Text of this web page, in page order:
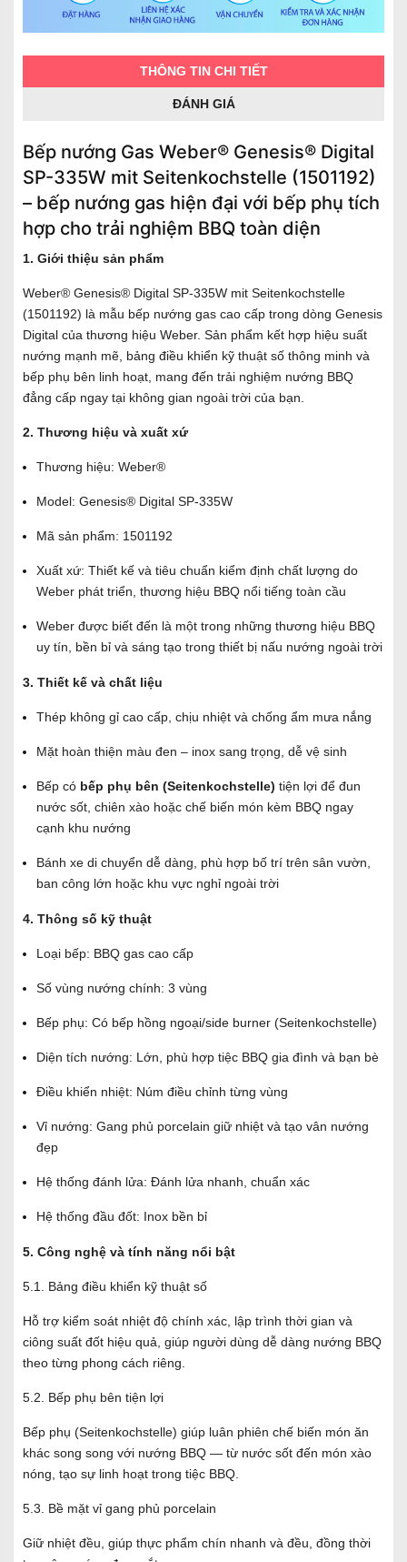
THÔNG TIN CHI TIẾT
ĐÁNH GIÁ
Bếp nướng Gas Weber® Genesis® Digital
SP-335W mit Seitenkochstelle (1501192)
– bếp nướng gas hiện đại với bếp phụ tích
hợp cho trải nghiệm BBQ toàn diện
1. Giới thiệu sản phẩm
Weber® Genesis® Digital SP-335W mit Seitenkochstelle
(1501192) là mẫu bếp nướng gas cao cấp trong dòng Genesis
Digital của thương hiệu Weber. Sản phẩm kết hợp hiệu suất
nướng mạnh mẽ, bảng điều khiển kỹ thuật số thông minh và
bếp phụ bên linh hoạt, mang đến trải nghiệm nướng BBQ
đẳng cấp ngay tại không gian ngoài trời của bạn.
2. Thương hiệu và xuất xứ
Thương hiệu: Weber®
Model: Genesis® Digital SP-335W
Mã sản phẩm: 1501192
Xuất xứ: Thiết kế và tiêu chuẩn kiểm định chất lượng do
Weber phát triển, thương hiệu BBQ nổi tiếng toàn cầu
Weber được biết đến là một trong những thương hiệu BBQ
uy tín, bền bỉ và sáng tạo trong thiết bị nấu nướng ngoài trời
3. Thiết kế và chất liệu
Thép không gỉ cao cấp, chịu nhiệt và chống ẩm mưa nắng
Mặt hoàn thiện màu đen – inox sang trọng, dễ vệ sinh
Bếp có bếp phụ bên (Seitenkochstelle) tiện lợi để đun
nước sốt, chiên xào hoặc chế biến món kèm BBQ ngay
cạnh khu nướng
Bánh xe di chuyển dễ dàng, phù hợp bố trí trên sân vườn,
ban công lớn hoặc khu vực nghỉ ngoài trời
4. Thông số kỹ thuật
Loại bếp: BBQ gas cao cấp
Số vùng nướng chính: 3 vùng
Bếp phụ: Có bếp hồng ngoại/side burner (Seitenkochstelle)
Diện tích nướng: Lớn, phù hợp tiệc BBQ gia đình và bạn bè
Điều khiển nhiệt: Núm điều chỉnh từng vùng
Vỉ nướng: Gang phủ porcelain giữ nhiệt và tạo vân nướng
đẹp
Hệ thống đánh lửa: Đánh lửa nhanh, chuẩn xác
Hệ thống đầu đốt: Inox bền bỉ
5. Công nghệ và tính năng nổi bật
5.1. Bảng điều khiển kỹ thuật số
Hỗ trợ kiểm soát nhiệt độ chính xác, lập trình thời gian và
ciông suất đốt hiệu quả, giúp người dùng dễ dàng nướng BBQ
theo từng phong cách riêng.
5.2. Bếp phụ bên tiện lợi
Bếp phụ (Seitenkochstelle) giúp luân phiên chế biến món ăn
khác song song với nướng BBQ — từ nước sốt đến món xào
nóng, tạo sự linh hoạt trong tiệc BBQ.
5.3. Bề mặt vỉ gang phủ porcelain
Giữ nhiệt đều, giúp thực phẩm chín nhanh và đều, đồng thời